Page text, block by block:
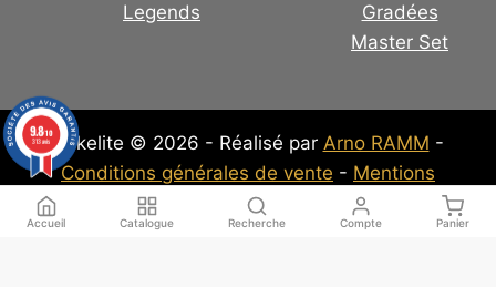
Legends
Gradées
Master Set
Pokelite © 2026 - Réalisé par Arno RAMM -
Conditions générales de vente - Mentions
Légales- Politique de confidentialité
Accueil Catalogue Recherche Compte Panier
9.8/10
313 avis